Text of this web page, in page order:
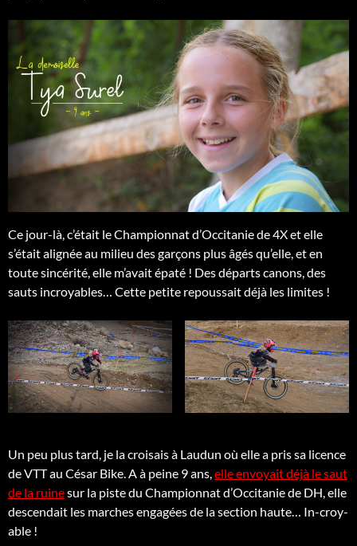
Ce jour-là, c’était le Championnat d’Occitanie de 4X et elle
s’était alignée au milieu des garçons plus âgés qu’elle, et en
toute sincérité, elle m’avait épaté ! Des départs canons, des
sauts incroyables… Cette petite repoussait déjà les limites !
Un peu plus tard, je la croisais à Laudun où elle a pris sa licence
de VTT au César Bike. A à peine 9 ans,elle envoyait déjà le saut
de la ruinesur la piste du Championnat d’Occitanie de DH, elle
descendait les marches engagées de la section haute… In-croy-
able !